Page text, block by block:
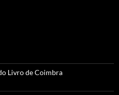
Livro de Coimbra